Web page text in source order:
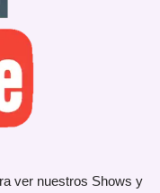
ver nuestros Shows y